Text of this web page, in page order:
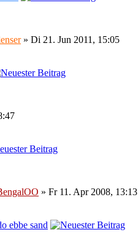
» Di 21. Jun 2011, 15:05
» Fr 11. Apr 2008, 13:13
ebbe sand